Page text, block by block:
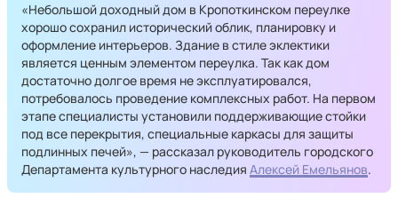
«Небольшой доходный дом в Кропоткинском переулке
хорошо сохранил исторический облик, планировку и
оформление интерьеров. Здание в стиле эклектики
является ценным элементом переулка. Так как дом
достаточно долгое время не эксплуатировался,
потребовалось проведение комплексных работ. На первом
этапе специалисты установили поддерживающие стойки
под все перекрытия, специальные каркасы для защиты
подлинных печей», — рассказал руководитель городского
Департамента культурного наследия Алексей Емельянов.